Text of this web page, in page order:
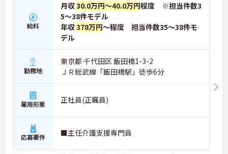
給料
月収30.0万円～40.0万円程度 ※担当件数3
5～38件モデル
年収378万円～程度 担当件数35～38件モ
デル
勤務地
東京都 千代田区 飯田橋1-3-2
ＪＲ総武線「飯田橋駅」徒歩6分
雇用形態 正社員(正職員)
応募要件 ■主任介護支援専門員